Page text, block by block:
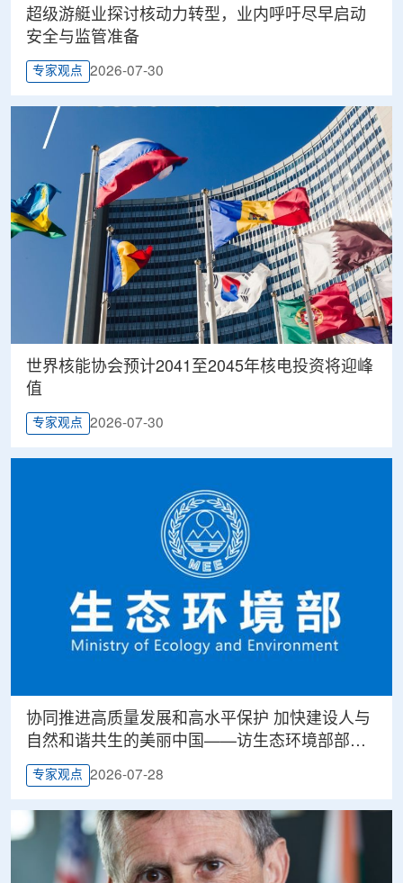
超级游艇业探讨核动力转型，业内呼吁尽早启动
安全与监管准备
专家观点 2026-07-30
世界核能协会预计2041至2045年核电投资将迎峰
值
专家观点 2026-07-30
协同推进高质量发展和高水平保护 加快建设人与
自然和谐共生的美丽中国——访生态环境部部长
黄润秋
专家观点 2026-07-28